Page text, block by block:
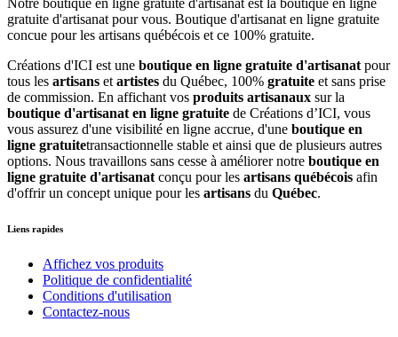
Créations d'ICI est une boutique en ligne gratuite d'artisanat pour
tous les artisans et artistes du Québec, 100% gratuite et sans prise
de commission. En affichant vos produits artisanaux sur la
boutique d'artisanat en ligne gratuite de Créations d’ICI, vous
vous assurez d'une visibilité en ligne accrue, d'une boutique en
ligne gratuitetransactionnelle stable et ainsi que de plusieurs autres
options. Nous travaillons sans cesse à améliorer notre boutique en
ligne gratuite d'artisanat conçu pour les artisans québécois afin
d'offrir un concept unique pour les artisans du Québec.
Liens rapides
Affichez vos produits
Politique de confidentialité
Conditions d'utilisation
Contactez-nous